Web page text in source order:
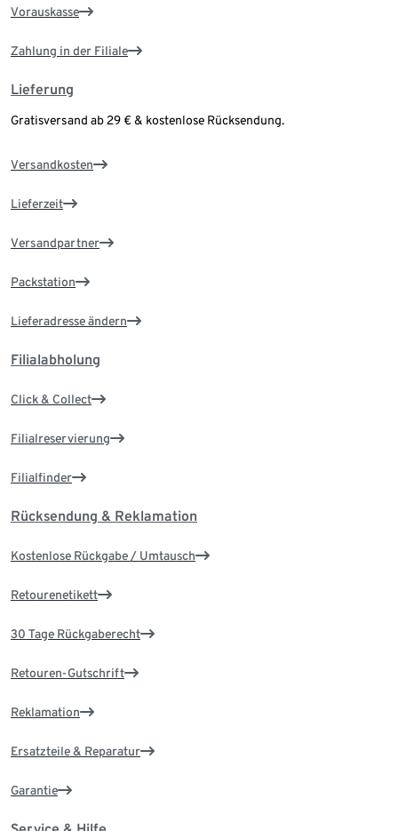
Vorauskasse
Zahlung in der Filiale
Lieferung
Gratisversand ab 29 € & kostenlose Rücksendung.
Versandkosten
Lieferzeit
Versandpartner
Packstation
Lieferadresse ändern
Filialabholung
Click & Collect
Filialreservierung
Filialfinder
Rücksendung & Reklamation
Kostenlose Rückgabe / Umtausch
Retourenetikett
30 Tage Rückgaberecht
Retouren-Gutschrift
Reklamation
Ersatzteile & Reparatur
Garantie